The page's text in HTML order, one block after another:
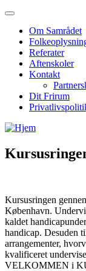
Om Samrådet
Referater
Aftenskoler
Kontakt
Dit Frirum
Kursusringen
København.
kaldet
handicap. Desuden
arrangementer,
kvalificeret
VELKOMMEN i